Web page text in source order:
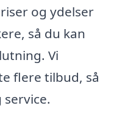
og ydelser
så du kan
Vi
flere tilbud, så